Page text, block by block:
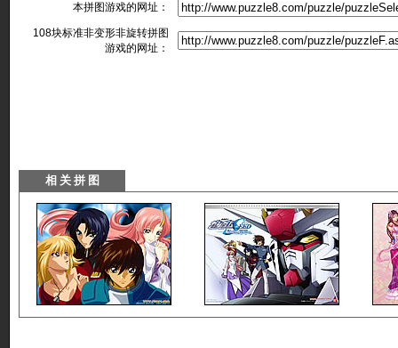
本拼图游戏的网址：
108块标准非变形非旋转拼图
游戏的网址：